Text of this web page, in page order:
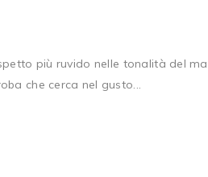
più ruvido nelle tonalità del
che cerca nel gusto...